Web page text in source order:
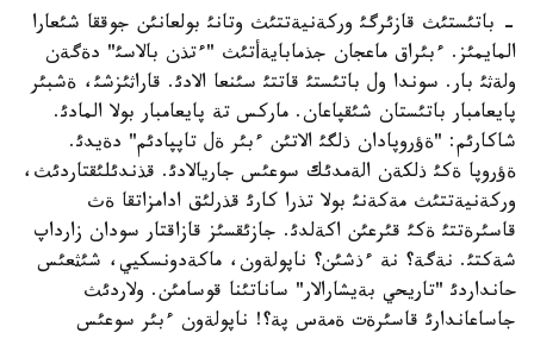
- باتئستئث قازئرگئ وركةنيةتتئث وتانئ بولعانئن جوققا شئعارا
المايمئز. ءبئراق ماعجان جذمابايةأتئث "ءتذن بالاسئ" دةگةن
ولةثئ بار. سوندا ول باتئستئ قاتتئ سئنعا الادئ. قاراثئزشئ، ةشبئر
پايعامبار باتئستان شئقپاعان. ماركس تة پايعامبار بولا المادئ.
شاكارئم: "ةؤروپادان ذلگئ الاتئن ءبئر ةل تاپپادئم" دةيدئ.
ةؤروپا ةكئ ذلكةن الةمدئك سوعئس جاريالادئ. قذندئلئقتاردئث،
وركةنيةتتئث مةكةنئ بولا تذرا كارئ قذرلئق ادامزاتقا ةث
قاسئرةتتئ ةكئ قئرعئن اكةلدئ. جازئقسئز قازاقتار سودان زارداپ
شةكتئ. نةگة؟ نة ءذشئن؟ ناپولةون، ماكةدونسكيي، شئثعئس
حانداردئ "تاريحي بةيشارالار" ساناتئنا قوسامئن. ولاردئث
جاساعاندارئ قاسئرةت ةمةس پة؟! ناپولةون ءبئر سوعئس